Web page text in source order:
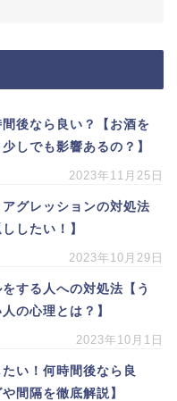
後なら良い？【お酒を
しでも影響あるの？】
2023年11月25日
グレッションの対処法
したい！】
2023年10月29日
する人への対処法【う
の心理とは？】
2023年10月1日
い！何時間後なら良
間隔を徹底解説】